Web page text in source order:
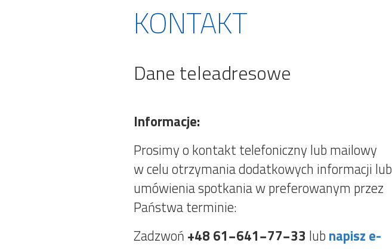
KONTAKT
Dane teleadresowe
Informacje:
Prosimy o kontakt telefoniczny lub mailowy
w celu otrzymania dodatkowych informacji lub
umówienia spotkania w preferowanym przez
Państwa terminie:
Zadzwoń +48 61−641−77−33 lub napisz e-